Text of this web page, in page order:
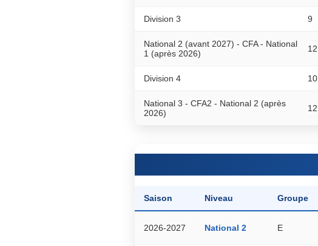
Division 3 9
National 2 (avant 2027) - CFA - National
1 (après 2026)
12
Division 4 10
National 3 - CFA2 - National 2 (après
2026)
12
Saison Niveau Groupe
2026-2027 National 2 E